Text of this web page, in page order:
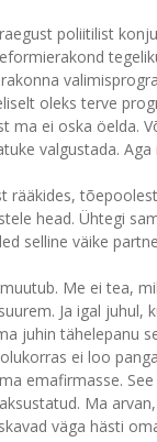
poliitilist
oleks terve
ma ei oska öelda.
valgustada.
rääkides,
head. Ühtegi
selline väike
Me ei tea,
Ja igal
juhin tähelepanu
ei loo
emafirmasse.
Ma
väga hästi